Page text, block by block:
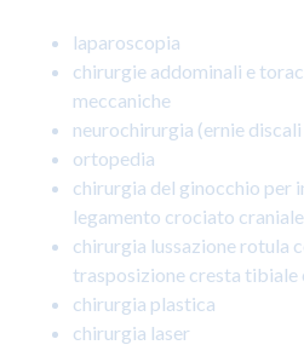
laparoscopia
chirurgie addominali e
meccaniche
neurochirurgia (ernie
ortopedia
chirurgia del ginocchio
legamento crociato
chirurgia lussazione rotula
trasposizione cresta
chirurgia plastica
chirurgia laser